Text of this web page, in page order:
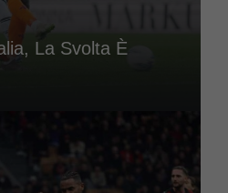
La Svolta È